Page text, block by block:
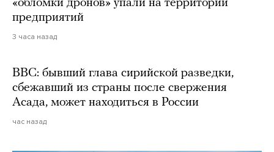
«обломки дронов» упали на территории
предприятий
3 часа назад
BBC: бывший глава сирийской разведки,
сбежавший из страны после свержения
Асада, может находиться в России
час назад